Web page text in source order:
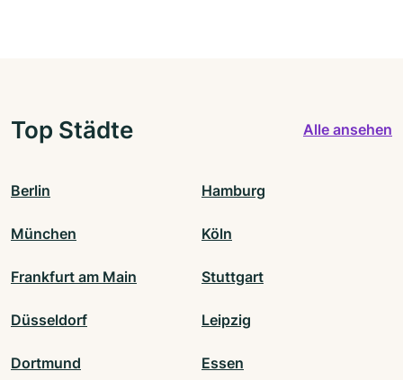
Top Städte Alle ansehen
Berlin Hamburg
München Köln
Frankfurt am Main Stuttgart
Düsseldorf Leipzig
Dortmund Essen